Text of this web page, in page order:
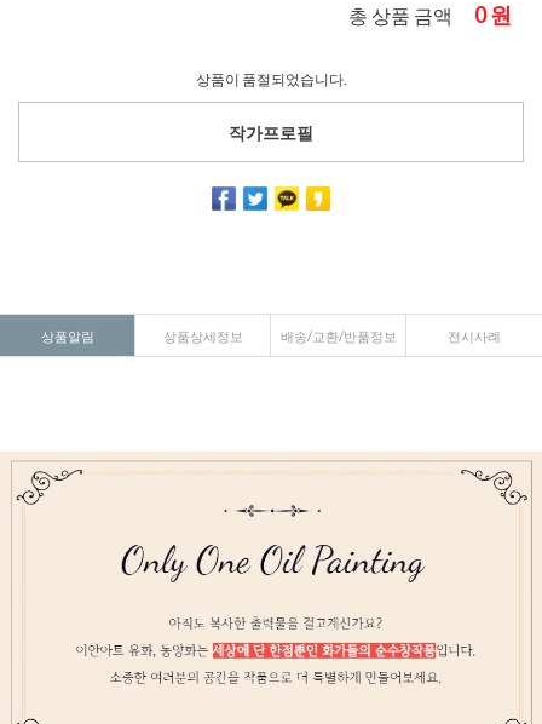
총 상품 금액 0원
상품이 품절되었습니다.
작가프로필
상품알림 상품상세정보 배송/교환/반품정보 전시사례